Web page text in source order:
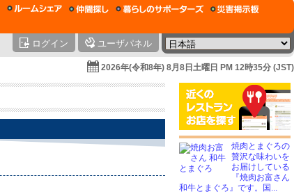
ログイン ユーザパネル
2026年(令和8年) 8月8日土曜日 PM 12時35分 (JST)
焼肉とまぐろの
贅沢な味わいを
お届けしている
『焼肉お富さん
和牛とまぐろ』です。国...